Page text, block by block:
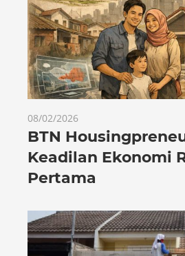
08/02/2026
BTN
Keadilan Ekonomi
Pertama